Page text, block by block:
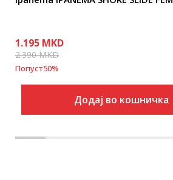
1.195 MKD
2.390MKD
Попуст50%
Додај во кошничка